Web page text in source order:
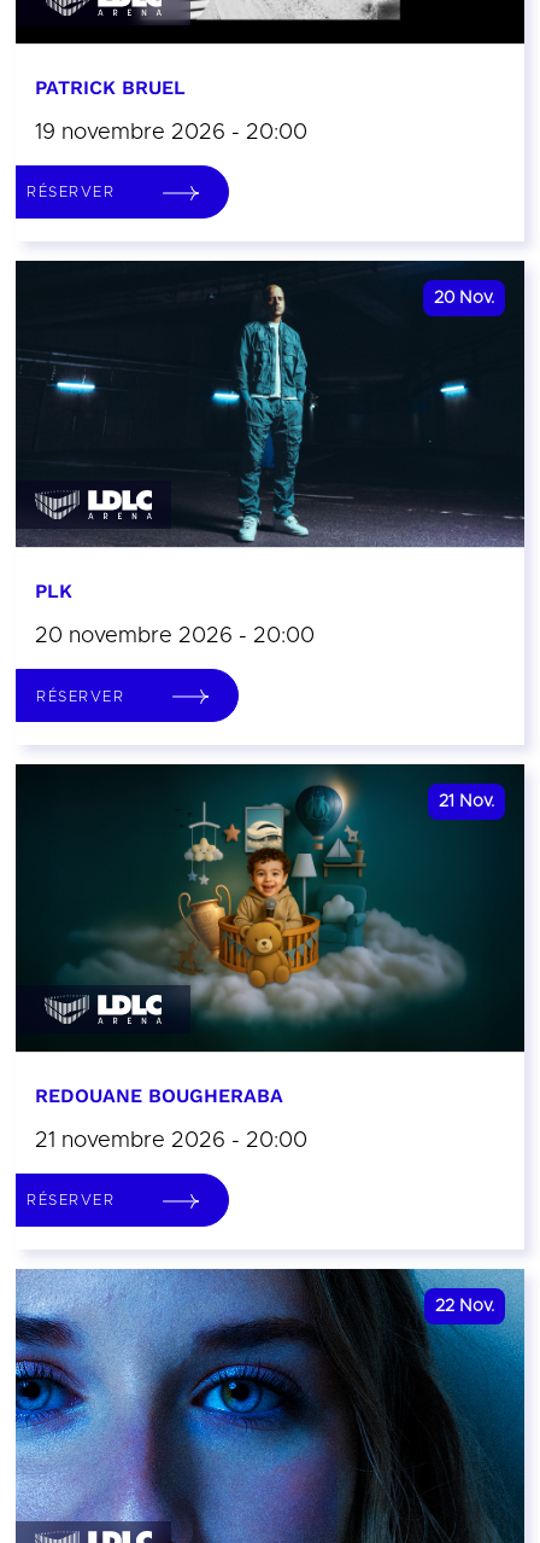
PATRICK BRUEL
19 novembre 2026 - 20:00
RÉSERVER
20 Nov.
PLK
20 novembre 2026 - 20:00
RÉSERVER
21 Nov.
REDOUANE BOUGHERABA
21 novembre 2026 - 20:00
RÉSERVER
22 Nov.